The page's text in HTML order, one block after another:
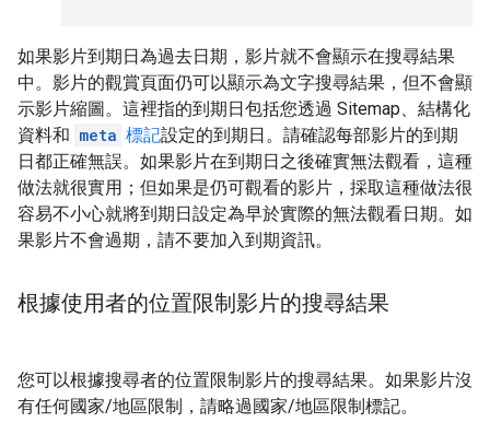
如果影片到期日為過去日期，影片就不會顯示在搜尋結果
中。影片的觀賞頁面仍可以顯示為文字搜尋結果，但不會顯
示影片縮圖。這裡指的到期日包括您透過 Sitemap、結構化
資料和 meta 標記設定的到期日。請確認每部影片的到期
日都正確無誤。如果影片在到期日之後確實無法觀看，這種
做法就很實用；但如果是仍可觀看的影片，採取這種做法很
容易不小心就將到期日設定為早於實際的無法觀看日期。如
果影片不會過期，請不要加入到期資訊。
根據使用者的位置限制影片的搜尋結果
您可以根據搜尋者的位置限制影片的搜尋結果。如果影片沒
有任何國家/地區限制，請略過國家/地區限制標記。